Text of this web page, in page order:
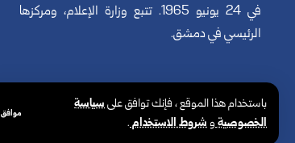
باستخدام هذا الموقع ، فإنك توافق علىسياسة
الخصوصيةوشروط الاستخدام.
موافق
في 24 يونيو 1965. تتبع وزارة الإعلام، ومركزها
الرئيسي في دمشق.